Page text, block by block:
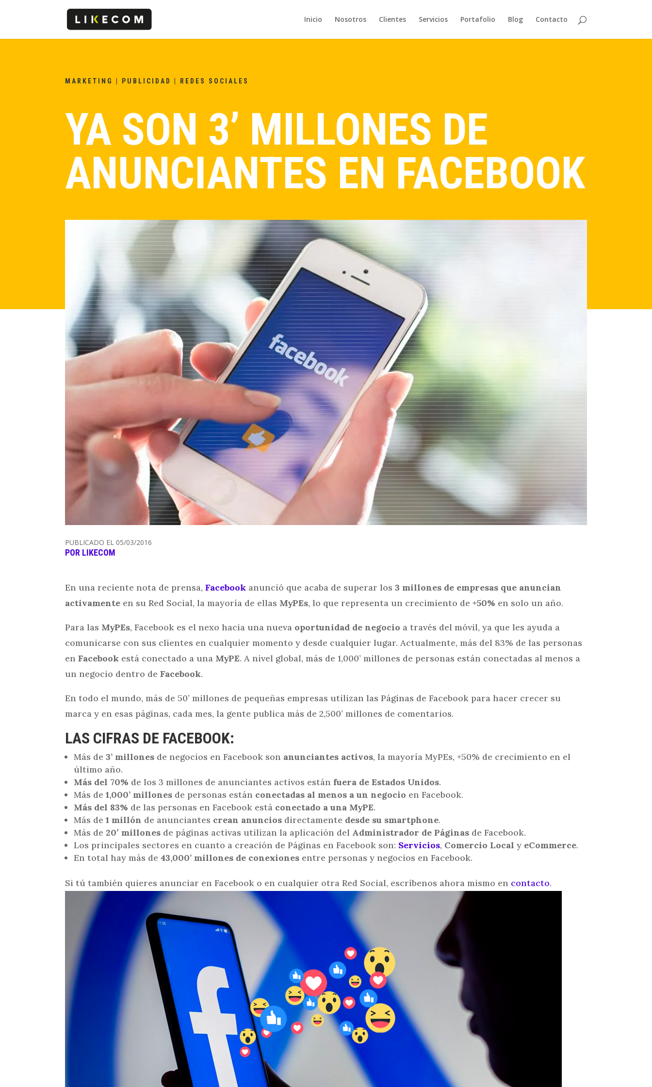
Inicio Nosotros Clientes Servicios Portafolio Blog Contacto
MARKETING PUBLICIDAD REDES SOCIALES
YA SON 3’ MILLONES DE
ANUNCIANTES EN FACEBOOK
PUBLICADO EL 05/03/2016
POR LIKECOM
En una reciente nota de prensa,Facebook anunció que acaba de superar los3 millones de empresas que anuncian
activamente en su Red Social, la mayoría de ellas MyPEs, lo que representa un crecimiento de+50% en solo un año.
Para las MyPEs, Facebook es el nexo hacia una nueva oportunidad de negocio a través del móvil, ya que les ayuda a
comunicarse con sus clientes en cualquier momento y desde cualquier lugar. Actualmente, más del 83% de las personas
enFacebook está conectado a una MyPE. A nivel global, más de 1,000’ millones de personas están conectadas al menos a
un negocio dentro de Facebook.
En todo el mundo, más de 50’ millones de pequeñas empresas utilizan las Páginas de Facebook para hacer crecer su
marca y en esas páginas, cada mes, la gente publica más de 2,500’ millones de comentarios.
LAS CIFRAS DE FACEBOOK:
Más de3’ millones de negocios en Facebook son anunciantes activos, la mayoría MyPEs, +50% de crecimiento en el
último año.
Más del 70% de los 3 millones de anunciantes activos están fuera de Estados Unidos.
Más de1,000’ millones de personas están conectadas al menos a un negocio en Facebook.
Más del 83% de las personas en Facebook está conectado a una MyPE.
Más de1 millón de anunciantes crean anuncios directamente desde su smartphone.
Más de 20′ millones de páginas activas utilizan la aplicación del Administrador de Páginas de Facebook.
Los principales sectores en cuanto a creación de Páginas en Facebook son: Servicios, Comercio Local y eCommerce.
En total hay más de43,000’ millones de conexiones entre personas y negocios en Facebook.
Si tú también quieres anunciar en Facebook o en cualquier otra Red Social, escríbenos ahora mismo en contacto.